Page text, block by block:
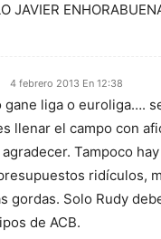
JAVIER
4 febrero 2013 En 12:38
gane liga o euroliga….
llenar el campo con
agradecer. Tampoco
ridículos,
gordas. Solo Rudy
de ACB.